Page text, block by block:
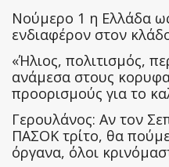
Nούμερο 1 η Ελλάδα
ενδιαφέρον στον
«Ήλιος, πολιτισμός,
ανάμεσα στους
προορισμούς για το
Γερουλάνος: Αν τον
ΠΑΣΟΚ τρίτο, θα
όργανα, όλοι